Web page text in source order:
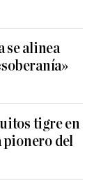
se alinea
tigre en
pionero del